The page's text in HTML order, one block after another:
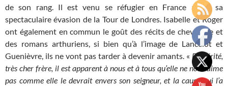
de son rang. Il est venu se réfugier en France après sa
spectaculaire évasion de la Tour de Londres. Isabelle et Roger
ont également en commun le goût des récits de chevalerie et
des romans arthuriens, si bien qu’à l’image de Lancelot et
Guenièvre, ils ne vont pas tarder à devenir amants. « En vérité,
très cher frère, il est apparent à nous et à tous qu’elle ne nous aime
pas comme elle le devrait envers son seigneur, et la cause qui l’a